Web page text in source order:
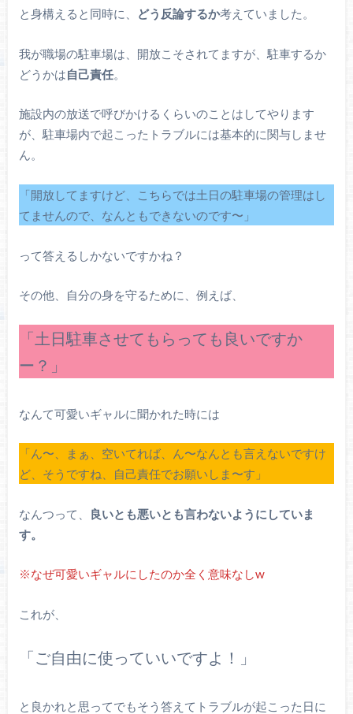
と身構えると同時に、 どう反論するか考えていました。
我が職場の駐車場は、開放こそされてますが、駐車するか
どうかは自己責任。
施設内の放送で呼びかけるくらいのことはしてやります
が、駐車場内で起こったトラブルには基本的に関与しませ
ん。
「開放してますけど、こちらでは土日の駐車場の管理はし
てませんので、なんともできないのです〜」
って答えるしかないですかね？
その他、自分の身を守るために、例えば、
「土日駐車させてもらっても良いですか
ー？」
なんて可愛いギャルに聞かれた時には
「ん〜、まぁ、空いてれば、ん〜なんとも言えないですけ
ど、そうですね、自己責任でお願いしま〜す」
なんつって、
良いとも悪いとも言わないようにしていま
す。
※なぜ可愛いギャルにしたのか全く意味なしw
これが、
「ご自由に使っていいですよ！」
と良かれと思ってでもそう答えてトラブルが起こった日に